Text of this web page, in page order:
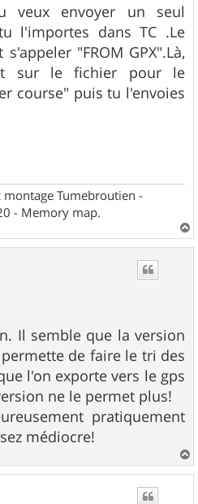
veux envoyer un seul
l'importes dans TC .Le
"FROM GPX".Là,
sur le fichier pour le
course" puis tu l'envoies
Tumebroutien -
- Memory map.
a
Il semble que la version
de faire le tri des
l'on exporte vers le gps
ne le permet plus!
pratiquement
médiocre!
a